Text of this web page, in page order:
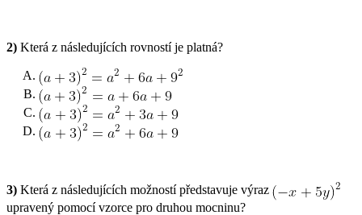
2) Která z následujících rovností je platná?
3) Která z následujících možností představuje výraz
upravený pomocí vzorce pro druhou mocninu?